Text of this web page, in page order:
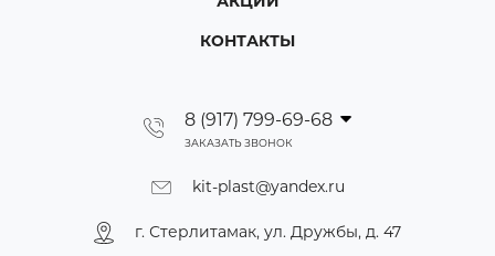
КОНТАКТЫ
8 (917) 799-69-68
ЗАКАЗАТЬ ЗВОНОК
kit-plast@yandex.ru
г. Стерлитамак, ул. Дружбы, д. 47